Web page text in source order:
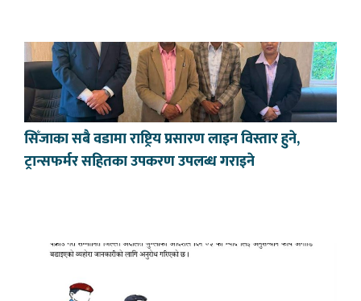
सिँजाका सबै वडामा राष्ट्रिय प्रसारण लाइन विस्तार हुने,
ट्रान्सफर्मर सहितका उपकरण उपलब्ध गराइने